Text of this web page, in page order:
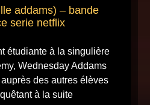
addams) – bande
serie netflix
étudiante à la singulière
Wednesday Addams
des autres élèves
à la suite